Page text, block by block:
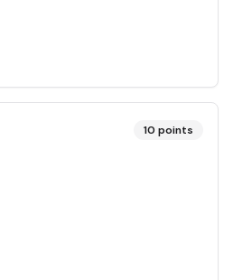
10 points